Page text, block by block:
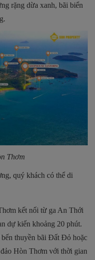
rặng dừa xanh, bãi biển
Thơm
quý khách có thể di
kết nối từ ga An Thới
dự kiến khoảng 20 phút.
thuyền bãi Đất Đỏ hoặc
Hòn Thơm với thời gian